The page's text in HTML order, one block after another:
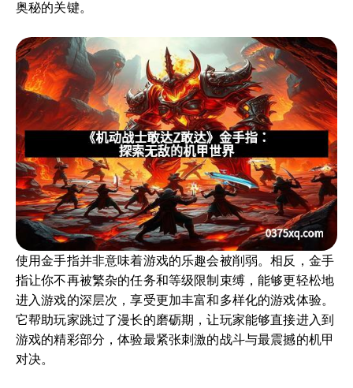
奥秘的关键。
使用金手指并非意味着游戏的乐趣会被削弱。相反，金手
指让你不再被繁杂的任务和等级限制束缚，能够更轻松地
进入游戏的深层次，享受更加丰富和多样化的游戏体验。
它帮助玩家跳过了漫长的磨砺期，让玩家能够直接进入到
游戏的精彩部分，体验最紧张刺激的战斗与最震撼的机甲
对决。